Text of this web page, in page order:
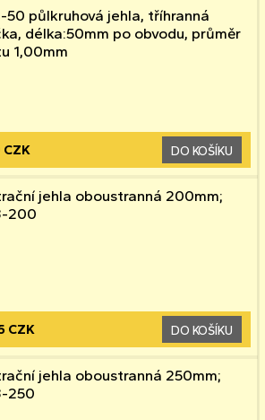
50 půlkruhová jehla, tříhranná
délka:50mm po obvodu, průměr
1,00mm
CZK DO KOŠÍKU
jehla oboustranná 200mm;
200
CZK DO KOŠÍKU
jehla oboustranná 250mm;
250